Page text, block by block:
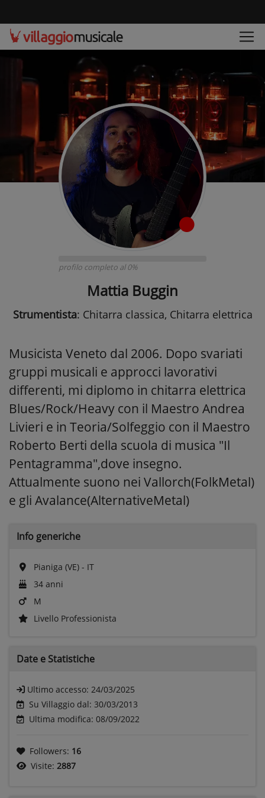
profilo completo al 0%
Mattia Buggin
Strumentista: Chitarra classica, Chitarra elettrica
Musicista Veneto dal 2006. Dopo svariati
gruppi musicali e approcci lavorativi
differenti, mi diplomo in chitarra elettrica
Blues/Rock/Heavy con il Maestro Andrea
Livieri e in Teoria/Solfeggio con il Maestro
Roberto Berti della scuola di musica "Il
Pentagramma",dove insegno.
Attualmente suono nei Vallorch(FolkMetal)
e gli Avalance(AlternativeMetal)
Info generiche
Pianiga (VE) - IT
34 anni
M
Livello Professionista
Date e Statistiche
Ultimo accesso: 24/03/2025
Su Villaggio dal: 30/03/2013
Ultima modifica: 08/09/2022
Followers: 16
Visite: 2887